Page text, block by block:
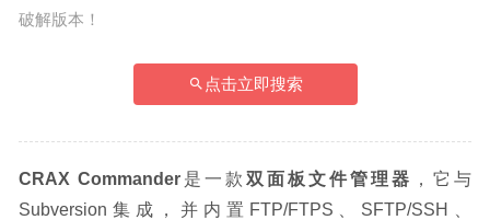
破解版本！
点击立即搜索
CRAX Commander 是一款 双面板文件管理器 ，它与
Subversion集成，并内置FTP/FTPS、SFTP/SSH、